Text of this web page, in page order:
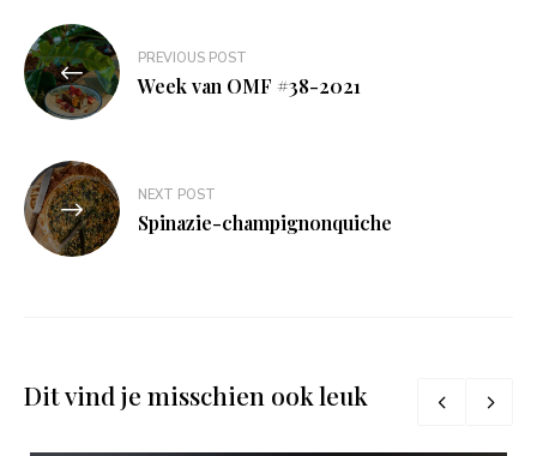
Bericht
navigatie
PREVIOUS POST
Week van OMF #38-2021
NEXT POST
Spinazie-champignonquiche
Dit vind je misschien ook leuk